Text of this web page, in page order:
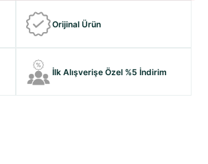
Orijinal Ürün
İlk Alışverişe Özel %5 İndirim